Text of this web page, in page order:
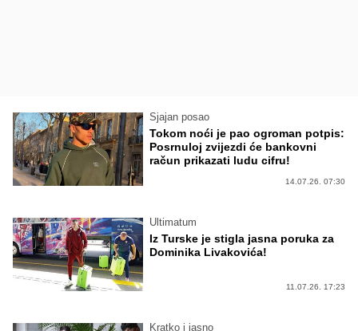
Sjajan posao
Tokom noći je pao ogroman potpis:
Posrnuloj zvijezdi će bankovni
račun prikazati ludu cifru!
14.07.26. 07:30
Ultimatum
Iz Turske je stigla jasna poruka za
Dominika Livakovića!
11.07.26. 17:23
Kratko i jasno